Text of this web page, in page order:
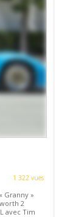
1 322 vues
Granny »
2
avec Tim